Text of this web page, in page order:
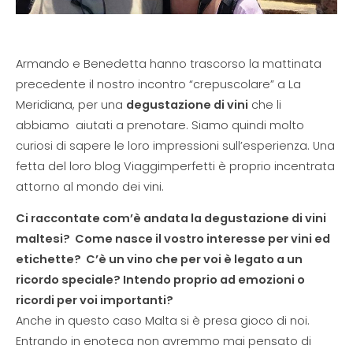
Armando e Benedetta hanno trascorso la mattinata
precedente il nostro incontro “crepuscolare” a La
Meridiana, per una degustazione di vini che li
abbiamo aiutati a prenotare. Siamo quindi molto
curiosi di sapere le loro impressioni sull’esperienza. Una
fetta del loro blog Viaggimperfetti è proprio incentrata
attorno al mondo dei vini.
Ci raccontate com’è andata la degustazione di vini
maltesi? Come nasce il vostro interesse per vini ed
etichette? C’è un vino che per voi è legato a un
ricordo speciale? Intendo proprio ad emozioni o
ricordi per voi importanti?
Anche in questo caso Malta si è presa gioco di noi.
Entrando in enoteca non avremmo mai pensato di